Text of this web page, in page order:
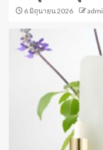
6 มิถุนายน 2026